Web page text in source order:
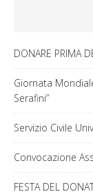
DONARE PRIMA
Giornata
Serafini”
Servizio Civile
Convocazione
FESTA DEL